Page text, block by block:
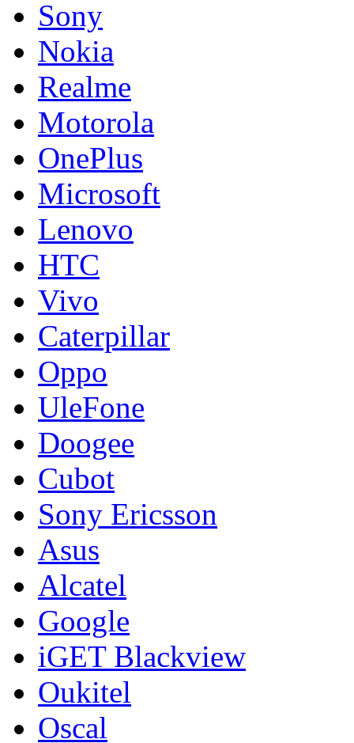
Sony
Nokia
Realme
Motorola
OnePlus
Microsoft
Lenovo
HTC
Vivo
Caterpillar
Oppo
UleFone
Doogee
Cubot
Sony Ericsson
Asus
Alcatel
Google
iGET Blackview
Oukitel
Oscal